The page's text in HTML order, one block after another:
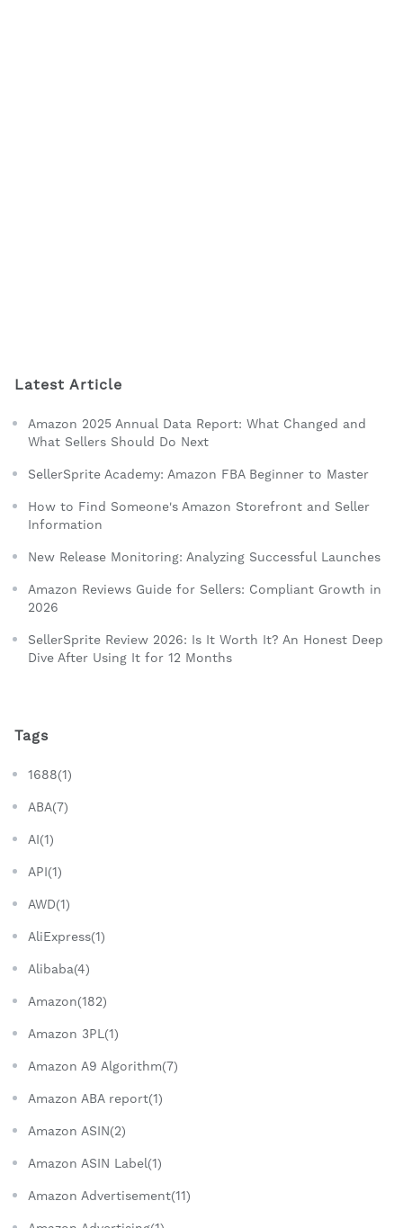
Latest Article
Amazon 2025 Annual Data Report: What Changed and
What Sellers Should Do Next
SellerSprite Academy: Amazon FBA Beginner to Master
How to Find Someone's Amazon Storefront and Seller
Information
New Release Monitoring: Analyzing Successful Launches
Amazon Reviews Guide for Sellers: Compliant Growth in
2026
SellerSprite Review 2026: Is It Worth It? An Honest Deep
Dive After Using It for 12 Months
Tags
1688(1)
ABA(7)
AI(1)
API(1)
AWD(1)
AliExpress(1)
Alibaba(4)
Amazon(182)
Amazon 3PL(1)
Amazon A9 Algorithm(7)
Amazon ABA report(1)
Amazon ASIN(2)
Amazon ASIN Label(1)
Amazon Advertisement(11)